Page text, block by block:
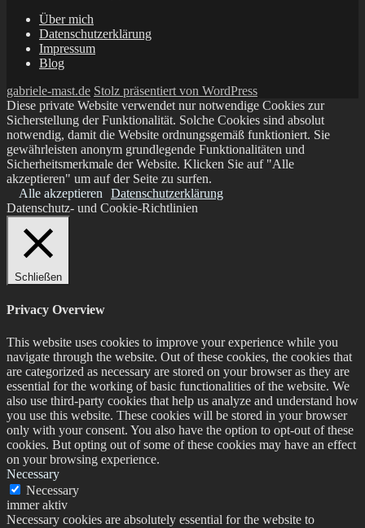
Über mich
Datenschutzerklärung
Impressum
Blog
gabriele-mast.de Stolz präsentiert von WordPress
Diese private Website verwendet nur notwendige Cookies zur
Sicherstellung der Funktionalität. Solche Cookies sind absolut
notwendig, damit die Website ordnungsgemäß funktioniert. Sie
gewährleisten anonym grundlegende Funktionalitäten und
Sicherheitsmerkmale der Website. Klicken Sie auf "Alle
akzeptieren" um auf der Seite zu surfen.
Alle akzeptieren
Datenschutzerklärung
Datenschutz- und Cookie-Richtlinien
Schließen
Privacy Overview
This website uses cookies to improve your experience while you
navigate through the website. Out of these cookies, the cookies that
are categorized as necessary are stored on your browser as they are
essential for the working of basic functionalities of the website. We
also use third-party cookies that help us analyze and understand how
you use this website. These cookies will be stored in your browser
only with your consent. You also have the option to opt-out of these
cookies. But opting out of some of these cookies may have an effect
on your browsing experience.
Necessary
Necessary
immer aktiv
Necessary cookies are absolutely essential for the website to